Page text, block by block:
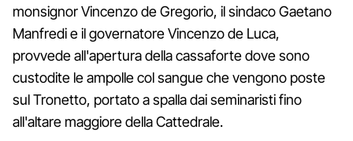
monsignor Vincenzo de Gregorio, il sindaco Gaetano
Manfredi e il governatore Vincenzo de Luca,
provvede all'apertura della cassaforte dove sono
custodite le ampolle col sangue che vengono poste
sul Tronetto, portato a spalla dai seminaristi fino
all'altare maggiore della Cattedrale.